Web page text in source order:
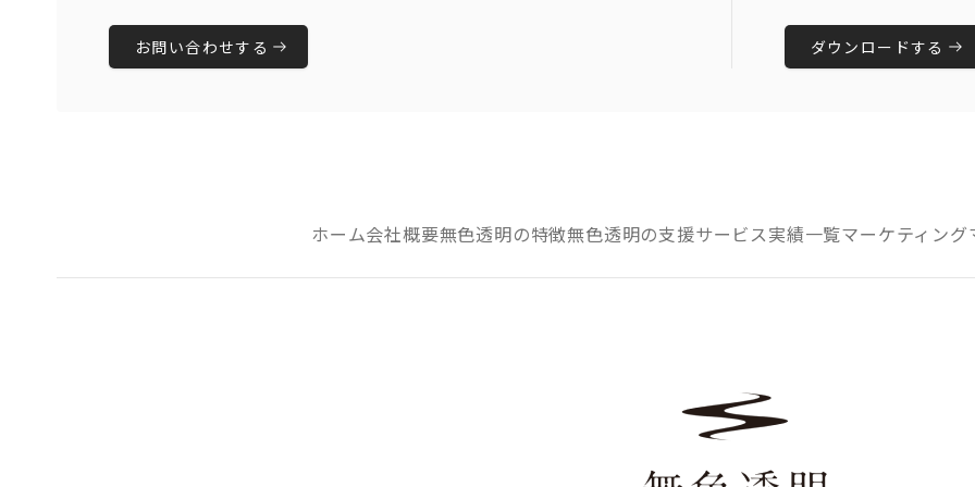
お問い合わせする ダウンロードする
ホーム会社概要無色透明の特徴無色透明の支援サービス実績一覧マーケティング